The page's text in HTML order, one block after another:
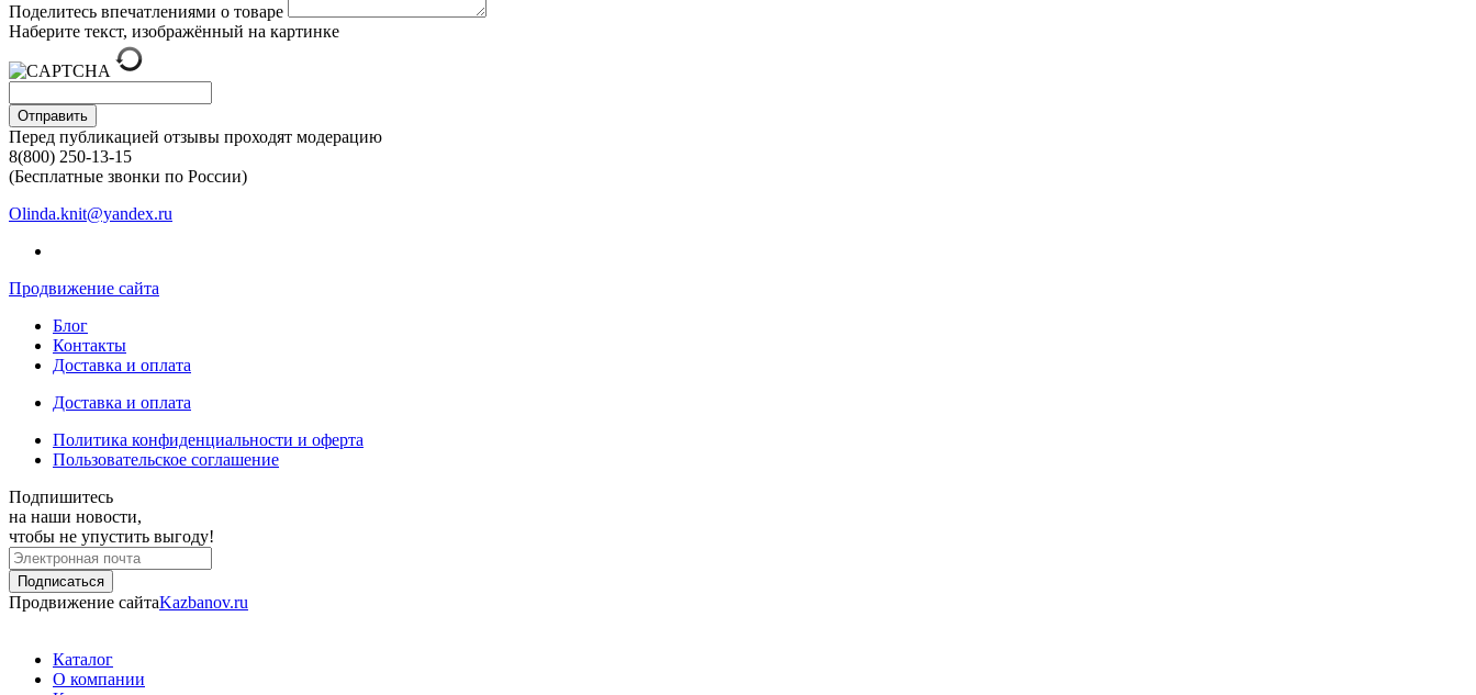
Поделитесь впечатлениями о товаре
Наберите текст, изображённый на картинке
Отправить
Перед публикацией отзывы проходят модерацию
8(800) 250-13-15
(Бесплатные звонки по России)
Olinda.knit@yandex.ru
Продвижение сайта
Блог
Контакты
Доставка и оплата
Доставка и оплата
Политика конфиденциальности и оферта
Пользовательское соглашение
Подпишитесь
на наши новости,
чтобы не упустить выгоду!
Продвижение сайтаKazbanov.ru
Каталог
О компании